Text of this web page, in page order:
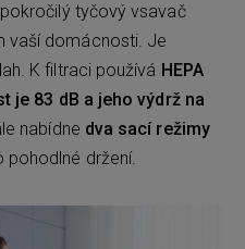
tyčový vsavač
vaší domácnosti. Je
K filtraci používá HEPA
je 83 dB a jeho výdrž na
nabídne dva sací režimy
pohodlné držení.